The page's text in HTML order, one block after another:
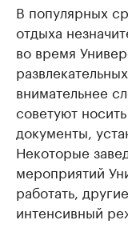
В популярных
отдыха
во время
внимательнее
советуют
документы,
Некоторые
мероприятий
работать,
интенсивный